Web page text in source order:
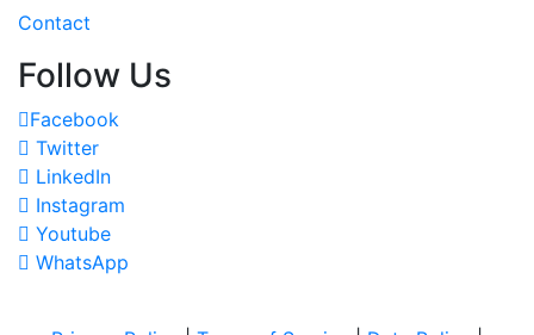
Contact
Follow Us
Facebook
Twitter
LinkedIn
Instagram
Youtube
WhatsApp